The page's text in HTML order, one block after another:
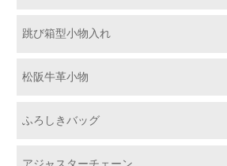
跳び箱型小物入れ
松阪牛革小物
ふろしきバッグ